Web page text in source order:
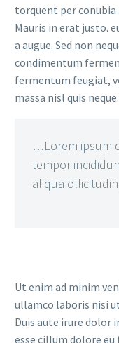
torquent per
Mauris in erat justo.
a augue. Sed non
condimentum
fermentum feugiat,
massa nisl quis
…Lorem ipsum
tempor
aliqua
Ut enim ad minim
ullamco laboris nisi
Duis aute irure dolor
esse cillum dolore